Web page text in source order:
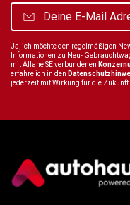
Ja, ich möchte den regelmäßigen
Informationen zu Neu-
mit Allane SE verbundenen
erfahre ich in den
jederzeit mit Wirkung für die Zukunft